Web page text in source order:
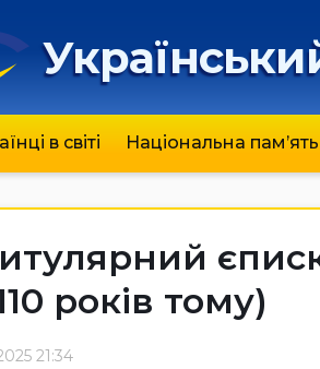
в світі Національна пам’ять
років тому)
21:34